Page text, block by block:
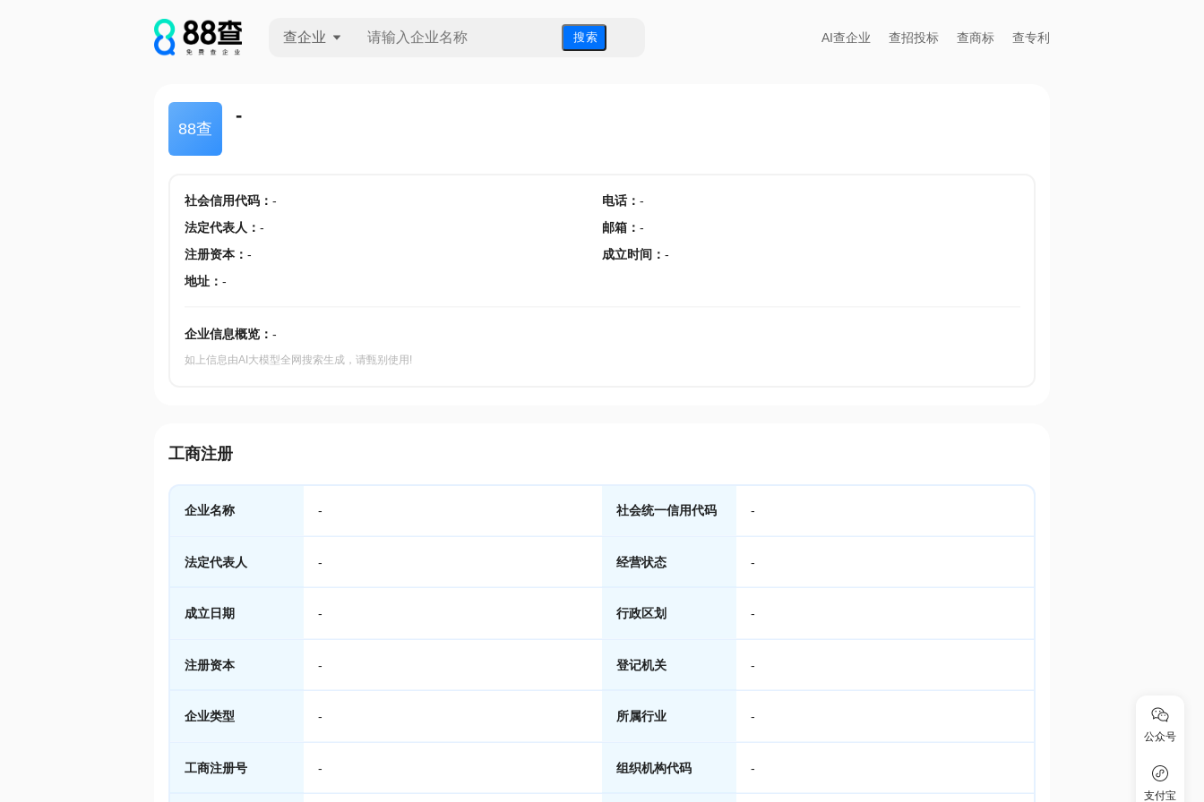
查企业 搜 索 AI查企业 查招投标 查商标 查专利
88查
-
社会信用代码： - 电话： -
法定代表人 ： - 邮箱 ： -
注册资本： - 成立时间 ： -
地址： -
企业信息概览： -
如上信息由AI大模型全网搜索生成，请甄别使用!
工商注册
企业名称 - 社会统一信用代码 -
法定代表人 - 经营状态 -
成立日期 - 行政区划 -
注册资本 - 登记机关 -
企业类型 - 所属行业 -
工商注册号 - 组织机构代码 -
公众号
支付宝